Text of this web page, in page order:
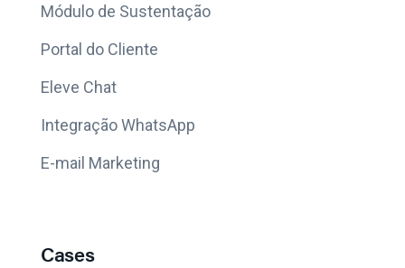
Módulo de Sustentação
Portal do Cliente
Eleve Chat
Integração WhatsApp
E-mail Marketing
Cases